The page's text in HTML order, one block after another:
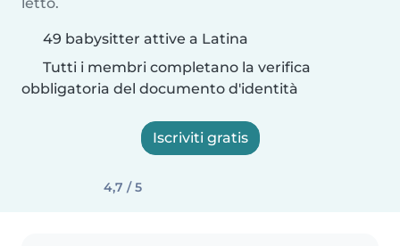
49 babysitter attive a Latina
Tutti i membri completano la verifica
obbligatoria del documento d'identità
Iscriviti gratis
4,7 / 5